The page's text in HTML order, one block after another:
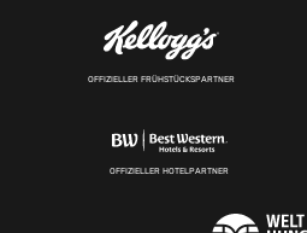
OFFIZIELLER FRÜHSTÜCKSPARTNER
OFFIZIELLER HOTELPARTNER